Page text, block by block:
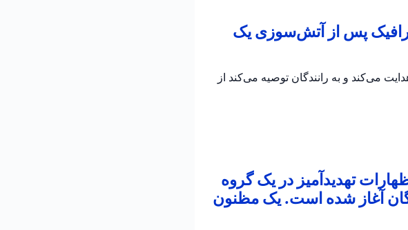
پس از آتش‌سوزی یک
خودرو هدایت می‌کند و به رانندگان توصیه می‌کند از
تهدیدآمیز در یک گروه
گان آغاز شده است. یک مظنون